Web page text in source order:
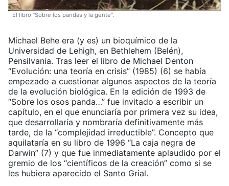
El libro “Sobre los pandas y la gente”.
Michael Behe era (y es) un bioquímico de la
Universidad de Lehigh, en Bethlehem (Belén),
Pensilvania. Tras leer el libro de Michael Denton
“Evolución: una teoría en crisis” (1985) (6) se había
empezado a cuestionar algunos aspectos de la teoría
de la evolución biológica. En la edición de 1993 de
“Sobre los osos panda…” fue invitado a escribir un
capítulo, en el que enunciaría por primera vez su idea,
que desarrollaría y nombraría definitivamente más
tarde, de la “complejidad irreductible”. Concepto que
aquilataría en su libro de 1996 “La caja negra de
Darwin” (7) y que fue inmediatamente aplaudido por el
gremio de los “científicos de la creación” como si se
les hubiera aparecido el Santo Grial.